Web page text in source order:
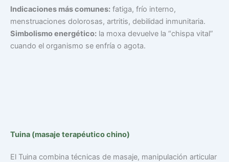
Indicaciones más comunes: fatiga, frío interno,
menstruaciones dolorosas, artritis, debilidad inmunitaria.
Simbolismo energético: la moxa devuelve la “chispa vital”
cuando el organismo se enfría o agota.
Tuina (masaje terapéutico chino)
El Tuina combina técnicas de masaje, manipulación articular